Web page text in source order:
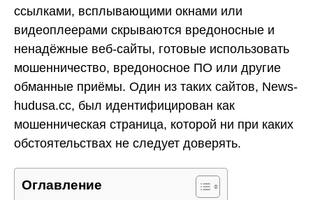
ссылками, всплывающими окнами или
видеоплеерами скрываются вредоносные и
ненадёжные веб-сайты, готовые использовать
мошенничество, вредоносное ПО или другие
обманные приёмы. Один из таких сайтов, News-
hudusa.cc, был идентифицирован как
мошенническая страница, которой ни при каких
обстоятельствах не следует доверять.
Оглавление